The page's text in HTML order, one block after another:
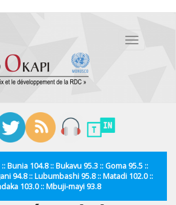
Toggle
Bunia 104.8 :: Bukavu 95.3 :: Goma 95.5 ::
94.8 :: Lubumbashi 95.8 :: Matadi 102.0 ::
103.0 :: Mbuji-mayi 93.8